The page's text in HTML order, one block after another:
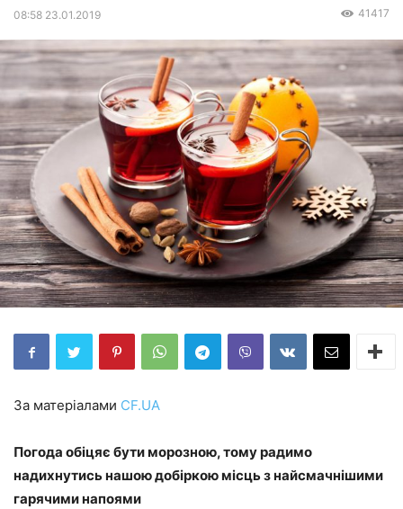
08:58 23.01.2019 41417
За матеріалами CF.UA
Погода обіцяє бути морозною, тому радимо
надихнутись нашою добіркою місць з найсмачнішими
гарячими напоями